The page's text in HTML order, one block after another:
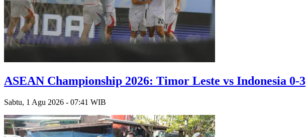
ASEAN Championship 2026: Timor Leste vs Indonesia 0-3
Sabtu, 1 Agu 2026 - 07:41 WIB